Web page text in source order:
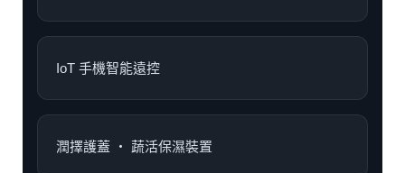
IoT 手機智能遠控
潤擇護蓋 ‧ 蔬活保濕裝置